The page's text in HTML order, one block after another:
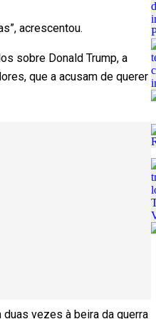
acrescentou.
sobre Donald Trump, a
que a acusam de querer
vezes à beira da guerra